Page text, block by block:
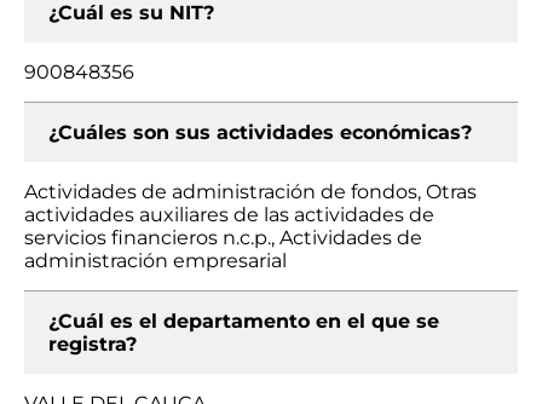
¿Cuál es su NIT?
900848356
¿Cuáles son sus actividades económicas?
Actividades de administración de fondos, Otras
actividades auxiliares de las actividades de
servicios financieros n.c.p., Actividades de
administración empresarial
¿Cuál es el departamento en el que se
registra?